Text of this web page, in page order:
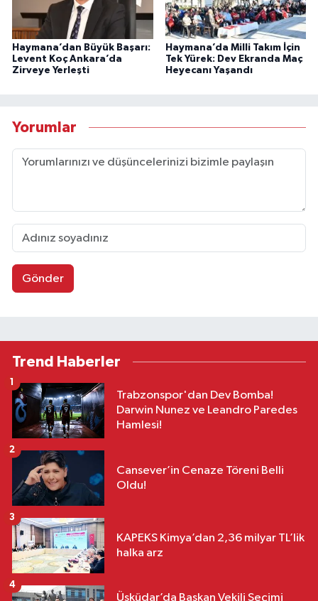
Haymana’dan Büyük Başarı:
Levent Koç Ankara’da
Zirveye Yerleşti
Haymana’da Milli Takım İçin
Tek Yürek: Dev Ekranda Maç
Heyecanı Yaşandı
Yorumlar
Gönder
Trend Haberler
Trabzonspor'dan Dev Bomba!
Darwin Nunez ve Leandro Paredes
Hamlesi!
1
Cansever’in Cenaze Töreni Belli
Oldu!
2
KAPEKS Kimya’dan 2,36 milyar TL’lik
halka arz
3
Üsküdar’da Başkan Vekili Seçimi
4